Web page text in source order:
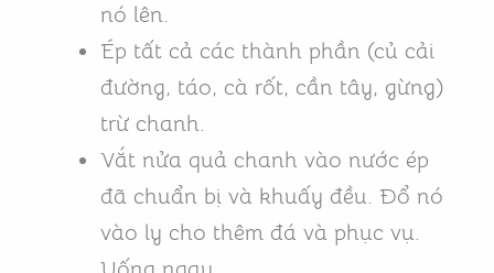
nó lên.
Ép tất cả các thành phần (củ cải
đường, táo, cà rốt, cần tây, gừng)
trừ chanh.
Vắt nửa quả chanh vào nước ép
đã chuẩn bị và khuấy đều. Đổ nó
vào ly cho thêm đá và phục vụ.